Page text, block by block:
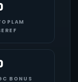
BONUS